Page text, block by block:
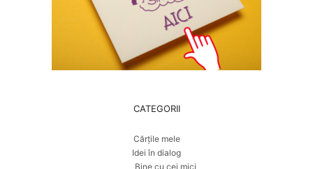
CATEGORII
Cărțile mele
Idei în dialog
Bine cu cei mici